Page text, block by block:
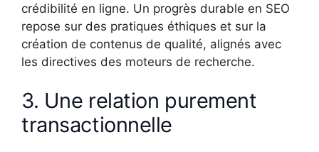
crédibilité en ligne. Un progrès durable en SEO
repose sur des pratiques éthiques et sur la
création de contenus de qualité, alignés avec
les directives des moteurs de recherche.
3. Une relation purement
transactionnelle